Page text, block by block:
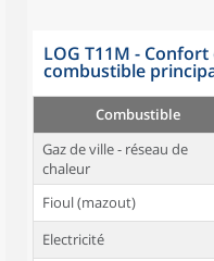
LOG T11M -
combustible
Combustible
Gaz de ville - réseau de
chaleur
Fioul (mazout)
Electricité